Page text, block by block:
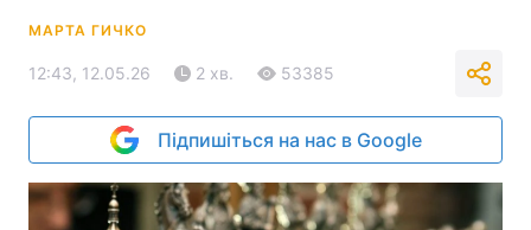
МАРТА ГИЧКО
12:43, 12.05.26 2 хв. 53385
Підпишіться на нас в Google